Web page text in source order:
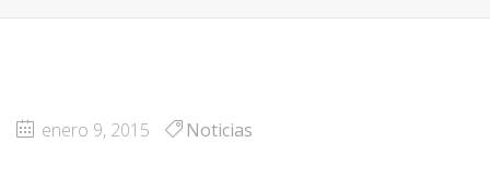
enero 9, 2015 Noticias